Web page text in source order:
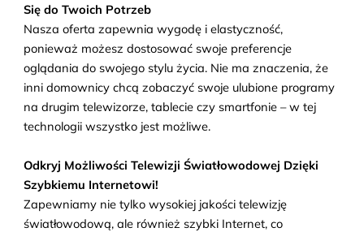
Się do Twoich Potrzeb
Nasza oferta zapewnia wygodę i elastyczność,
ponieważ możesz dostosować swoje preferencje
oglądania do swojego stylu życia. Nie ma znaczenia, że
inni domownicy chcą zobaczyć swoje ulubione programy
na drugim telewizorze, tablecie czy smartfonie – w tej
technologii wszystko jest możliwe.
Odkryj Możliwości Telewizji Światłowodowej Dzięki
Szybkiemu Internetowi!
Zapewniamy nie tylko wysokiej jakości telewizję
światłowodową, ale również szybki Internet, co